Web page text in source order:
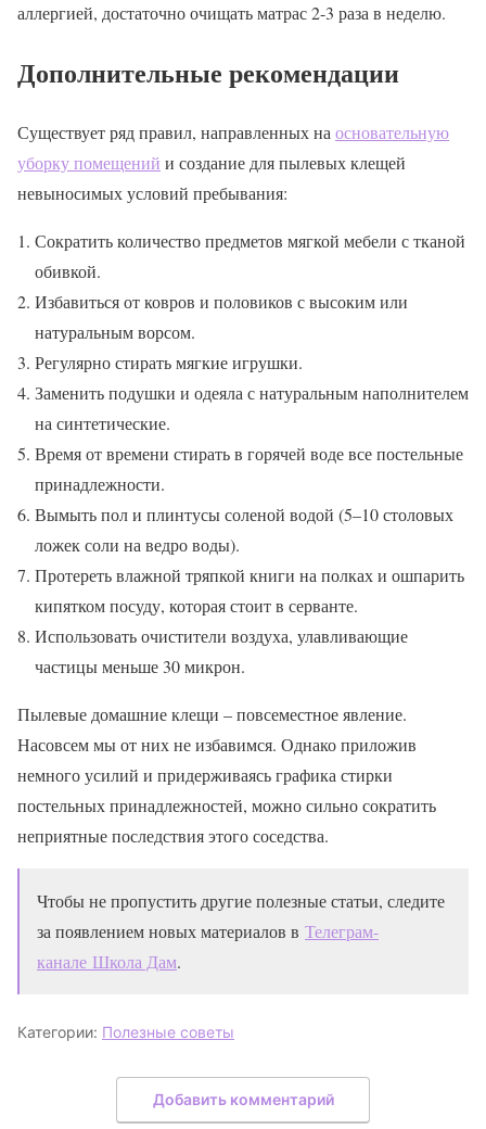
аллергией, достаточно очищать матрас 2-3 раза в неделю.
Дополнительные рекомендации
Существует ряд правил, направленных на основательную
уборку помещений и создание для пылевых клещей
невыносимых условий пребывания:
Сократить количество предметов мягкой мебели с тканой
обивкой.
Избавиться от ковров и половиков с высоким или
натуральным ворсом.
Регулярно стирать мягкие игрушки.
Заменить подушки и одеяла с натуральным наполнителем
на синтетические.
Время от времени стирать в горячей воде все постельные
принадлежности.
Вымыть пол и плинтусы соленой водой (5–10 столовых
ложек соли на ведро воды).
Протереть влажной тряпкой книги на полках и ошпарить
кипятком посуду, которая стоит в серванте.
Использовать очистители воздуха, улавливающие
частицы меньше 30 микрон.
Пылевые домашние клещи – повсеместное явление.
Насовсем мы от них не избавимся. Однако приложив
немного усилий и придерживаясьграфика стирки
постельных принадлежностей, можно сильно сократить
неприятные последствия этого соседства.
Чтобы не пропустить другие полезные статьи, следите
за появлением новых материалов в Телеграм-
канале Школа Дам.
Категории: Полезные советы
Добавить комментарий